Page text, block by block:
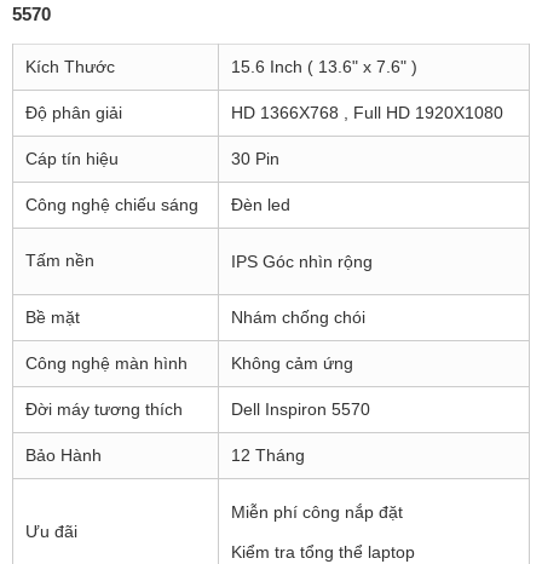
5570
Kích Thước 15.6 Inch ( 13.6" x 7.6" )
Độ phân giải HD 1366X768 , Full HD 1920X1080
Cáp tín hiệu 30 Pin
Công nghệ chiếu sáng Đèn led
Tấm nền IPS Góc nhìn rộng
Bề mặt Nhám chống chói
Công nghệ màn hình Không cảm ứng
Đời máy tương thích Dell Inspiron 5570
Bảo Hành 12 Tháng
Ưu đãi
Miễn phí công nắp đặt
Kiểm tra tổng thể laptop